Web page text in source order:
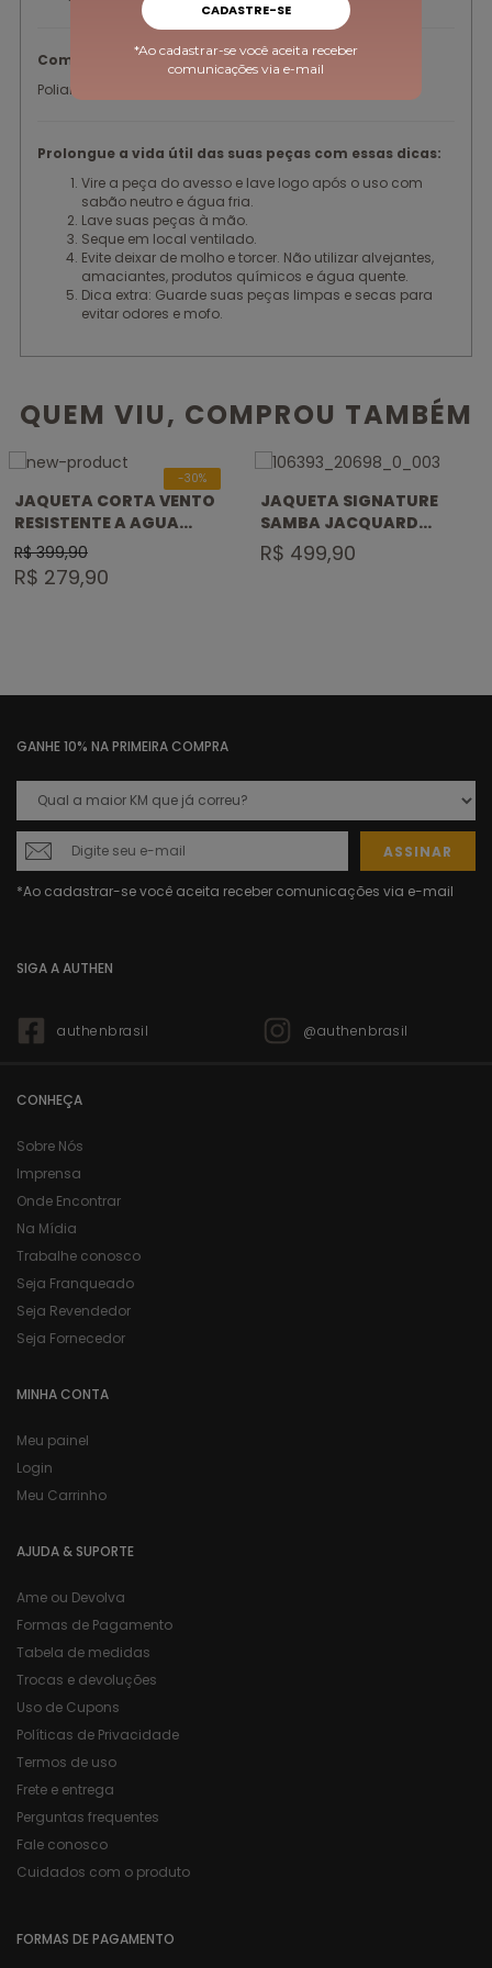
Composição:
Poliamida
Prolongue a vida útil das suas peças com essas dicas:
Vire a peça do avesso e lave logo após o uso com
sabão neutro e água fria.
Lave suas peças à mão.
Seque em local ventilado.
Evite deixar de molho e torcer. Não utilizar alvejantes,
amaciantes, produtos químicos e água quente.
Dica extra: Guarde suas peças limpas e secas para
evitar odores e mofo.
QUEM VIU, COMPROU TAMBÉM
JAQUETA CORTA VENTO
RESISTENTE A AGUA
EMPACOTAVEL CLOUD
R$ 399,90
R$ 279,90
-30%
JAQUETA SIGNATURE
SAMBA JACQUARD
ZEBRA LUXE
R$ 499,90
GANHE 10% NA PRIMEIRA COMPRA
ASSINAR
SIGA A AUTHEN
authenbrasil @authenbrasil
CONHEÇA
Sobre Nós
Imprensa
Onde Encontrar
Na Mídia
Trabalhe conosco
Seja Franqueado
Seja Revendedor
Seja Fornecedor
MINHA CONTA
Meu painel
Login
Meu Carrinho
AJUDA & SUPORTE
Ame ou Devolva
Formas de Pagamento
Tabela de medidas
Trocas e devoluções
Uso de Cupons
Políticas de Privacidade
Termos de uso
Frete e entrega
Perguntas frequentes
Fale conosco
Cuidados com o produto
FORMAS DE PAGAMENTO
CADASTRE-SE
*Ao cadastrar-se você aceita receber
comunicações via e-mail